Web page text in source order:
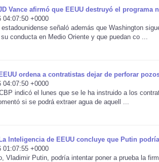
Vance afirmó que EEUU destruyó el
04:07:50 +0000
señaló además que Washington
su conducta en Medio Oriente y que puedan co ...
ordena a contratistas dejar de perforar
04:07:50 +0000
indicó el lunes que se le ha instruido a los
si se podrá extraer agua de aquell ...
Inteligencia de EEUU concluye que Putin
01:07:55 +0000
Vladimir Putin, podría intentar poner a prueba la